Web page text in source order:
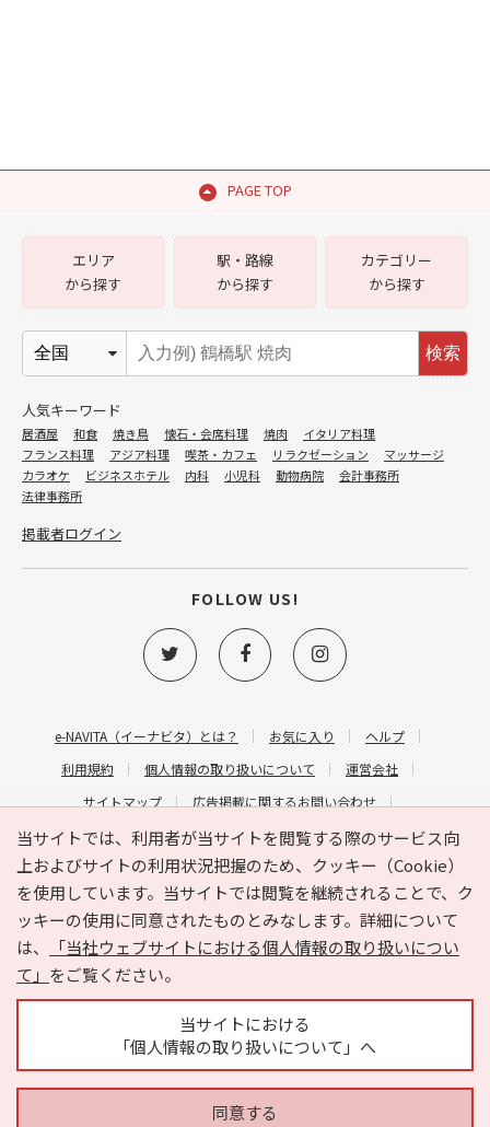
PAGE TOP
当サイトでは、利用者が当サイトを閲覧する際のサービス向
上およびサイトの利用状況把握のため、クッキー（Cookie）
を使用しています。当サイトでは閲覧を継続されることで、ク
ッキーの使用に同意されたものとみなします。詳細について
は、
「当社ウェブサイトにおける個人情報の取り扱いについ
て」 をご覧ください。
当サイトにおける
「個人情報の取り扱いについて」へ
同意する
e-NAVITA（イーナビタ）とは？ お気に入り
ヘルプ
利用規約
個人情報の取り扱いについて
運営会社
サイトマップ
広告掲載に関するお問い合わせ
サイトの内容に関するお問い合わせ
エリア
から探す
駅・路線
から探す
カテゴリー
から探す
検索
人気キーワード
居酒屋 和食 焼き鳥 懐石・会席料理 焼肉
イタリア料理
フランス料理
アジア料理 喫茶・カフェ リラクゼーション
マッサージ
カラオケ
ビジネスホテル 内科 小児科 動物病院
会計事務所
法律事務所
掲載者ログイン
FOLLOW US!
Copyright © HYOJITO.Co.,Ltd. All Rights Reserved.